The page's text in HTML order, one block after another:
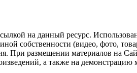
на данный ресурс.
собственности (видео, фото,
размещении материалов на
а также на демонстрацию